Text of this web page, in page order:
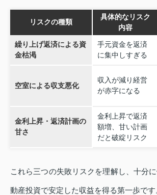
リスクの種類
具体的なリスク
内容
繰り上げ返済による資
金枯渇
手元資金を返済
に集中しすぎる
空室による収支悪化
収入が減り経営
が赤字になる
金利上昇・返済計画の
甘さ
金利上昇で返済
額増、甘い計画
だと破綻リスク
これら三つの失敗リスクを理解し、十分
動産投資で安定した収益を得る第一歩です